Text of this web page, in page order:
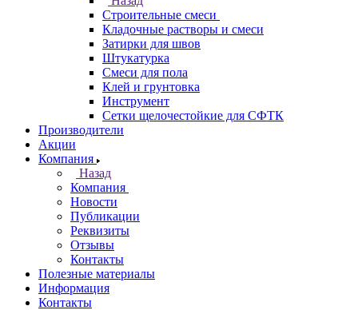
Строительные смеси
Кладочные растворы и смеси
Затирки для швов
Штукатурка
Смеси для пола
Клей и грунтовка
Инструмент
Сетки щелочестойкие для СФТК
Производители
Акции
Компания
Назад
Компания
Новости
Публикации
Реквизиты
Отзывы
Контакты
Полезные материалы
Информация
Контакты